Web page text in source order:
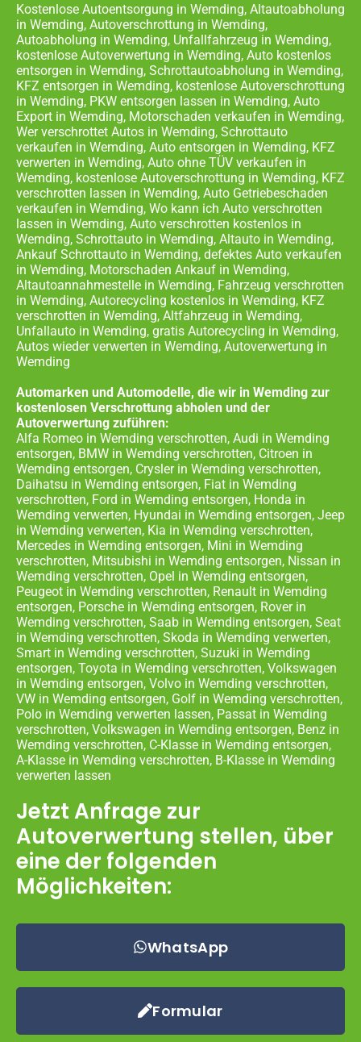
Kostenlose Autoentsorgung in Wemding, Altautoabholung
in Wemding, Autoverschrottung in Wemding,
Autoabholung in Wemding, Unfallfahrzeug in Wemding,
kostenlose Autoverwertung in Wemding, Auto kostenlos
entsorgen in Wemding, Schrottautoabholung in Wemding,
KFZ entsorgen in Wemding, kostenlose Autoverschrottung
in Wemding, PKW entsorgen lassen in Wemding, Auto
Export in Wemding, Motorschaden verkaufen in Wemding,
Wer verschrottet Autos in Wemding, Schrottauto
verkaufen in Wemding, Auto entsorgen in Wemding, KFZ
verwerten in Wemding, Auto ohne TÜV verkaufen in
Wemding, kostenlose Autoverschrottung in Wemding, KFZ
verschrotten lassen in Wemding, Auto Getriebeschaden
verkaufen in Wemding, Wo kann ich Auto verschrotten
lassen in Wemding, Auto verschrotten kostenlos in
Wemding, Schrottauto in Wemding, Altauto in Wemding,
Ankauf Schrottauto in Wemding, defektes Auto verkaufen
in Wemding, Motorschaden Ankauf in Wemding,
Altautoannahmestelle in Wemding, Fahrzeug verschrotten
in Wemding, Autorecycling kostenlos in Wemding, KFZ
verschrotten in Wemding, Altfahrzeug in Wemding,
Unfallauto in Wemding, gratis Autorecycling in Wemding,
Autos wieder verwerten in Wemding, Autoverwertung in
Wemding
Automarken und Automodelle, die wir in Wemding zur
kostenlosen Verschrottung abholen und der
Autoverwertung zuführen:
Alfa Romeo in Wemding verschrotten, Audi in Wemding
entsorgen, BMW in Wemding verschrotten, Citroen in
Wemding entsorgen, Crysler in Wemding verschrotten,
Daihatsu in Wemding entsorgen, Fiat in Wemding
verschrotten, Ford in Wemding entsorgen, Honda in
Wemding verwerten, Hyundai in Wemding entsorgen, Jeep
in Wemding verwerten, Kia in Wemding verschrotten,
Mercedes in Wemding entsorgen, Mini in Wemding
verschrotten, Mitsubishi in Wemding entsorgen, Nissan in
Wemding verschrotten, Opel in Wemding entsorgen,
Peugeot in Wemding verschrotten, Renault in Wemding
entsorgen, Porsche in Wemding entsorgen, Rover in
Wemding verschrotten, Saab in Wemding entsorgen, Seat
in Wemding verschrotten, Skoda in Wemding verwerten,
Smart in Wemding verschrotten, Suzuki in Wemding
entsorgen, Toyota in Wemding verschrotten, Volkswagen
in Wemding entsorgen, Volvo in Wemding verschrotten,
VW in Wemding entsorgen, Golf in Wemding verschrotten,
Polo in Wemding verwerten lassen, Passat in Wemding
verschrotten, Volkswagen in Wemding entsorgen, Benz in
Wemding verschrotten, C-Klasse in Wemding entsorgen,
A-Klasse in Wemding verschrotten, B-Klasse in Wemding
verwerten lassen
Jetzt Anfrage zur
Autoverwertung stellen, über
eine der folgenden
Möglichkeiten:
WhatsApp
Formular